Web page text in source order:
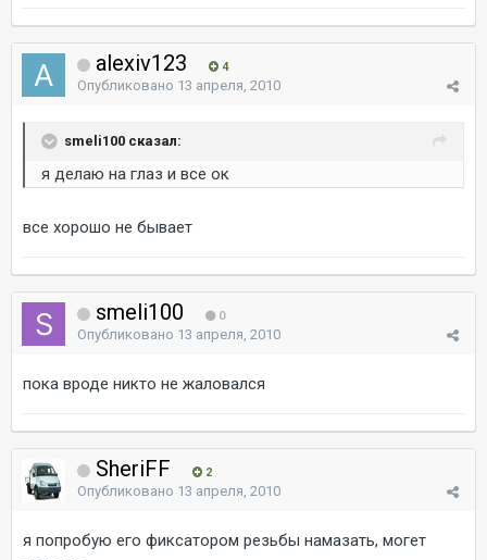
alexiv123 4
Опубликовано 13 апреля, 2010
smeli100 сказал:
я делаю на глаз и все ок
все хорошо не бывает
smeli100 0
Опубликовано 13 апреля, 2010
пока вроде никто не жаловался
SheriFF 2
Опубликовано 13 апреля, 2010
я попробую его фиксатором резьбы намазать, могет